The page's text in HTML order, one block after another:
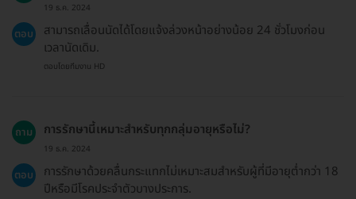
19 ธ.ค. 2024
ตอบ
สามารถเลื่อนนัดได้โดยแจ้งล่วงหน้าอย่างน้อย 24 ชั่วโมงก่อน
เวลานัดเดิม.
ตอบโดยทีมงาน HD
ถาม การรักษานี้เหมาะสำหรับทุกกลุ่มอายุหรือไม่?
19 ธ.ค. 2024
ตอบ
การรักษาด้วยคลื่นกระแทกไม่เหมาะสมสำหรับผู้ที่มีอายุต่ำกว่า 18
ปีหรือมีโรคประจำตัวบางประการ.